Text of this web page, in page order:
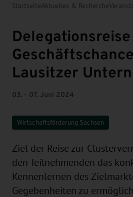
StartseiteAktuelles & Recherche
Lausitzer
03. - 07. Juni 2024
Wirtschaftsförderung Sachsen
Ziel der Reise zur
den Teilnehmenden das
Kennenlernen des
Gegebenheiten zu